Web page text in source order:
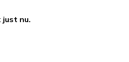
just nu.